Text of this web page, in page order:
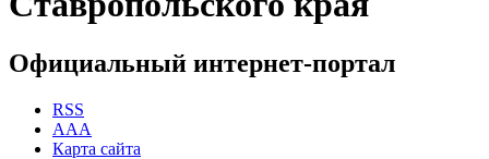
Официальный интернет-портал
RSS
AAA
Карта сайта